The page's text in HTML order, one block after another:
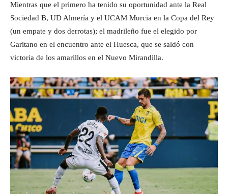
Mientras que el primero ha tenido su oportunidad ante la Real
Sociedad B, UD Almería y el UCAM Murcia en la Copa del Rey
(un empate y dos derrotas); el madrileño fue el elegido por
Garitano en el encuentro ante el Huesca, que se saldó con
victoria de los amarillos en el Nuevo Mirandilla.